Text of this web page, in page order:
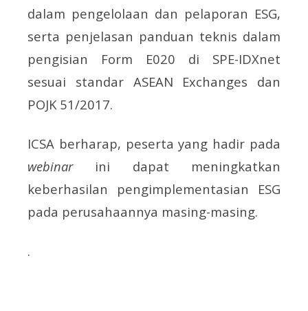
dalam pengelolaan dan pelaporan ESG,
serta penjelasan panduan teknis dalam
pengisian Form E020 di SPE-IDXnet
sesuai standar ASEAN Exchanges dan
POJK 51/2017.
ICSA berharap, peserta yang hadir pada
webinar ini dapat meningkatkan
keberhasilan pengimplementasian ESG
pada perusahaannya masing-masing.
.